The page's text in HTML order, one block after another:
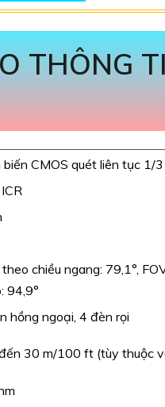
THÔNG
biến CMOS quét liên tục 1/3
theo chiều ngang: 79,1°,
94,9°
hồng ngoại, 4 đèn rọi
30 m/100 ft (tùy thuộc